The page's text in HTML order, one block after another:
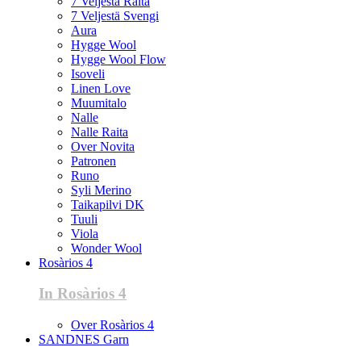
7 Veljestä Svengi
Aura
Hygge Wool
Hygge Wool Flow
Isoveli
Linen Love
Muumitalo
Nalle
Nalle Raita
Over Novita
Patronen
Runo
Syli Merino
Taikapilvi DK
Tuuli
Viola
Wonder Wool
Rosàrios 4
In Rosàrios 4
Over Rosàrios 4
SANDNES Garn